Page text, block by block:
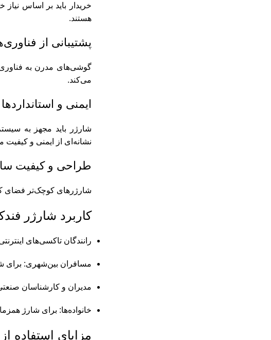
خریدار باید بر اساس نیاز
هستند.
پشتیبانی از
می‌کند.
ایمنی و استانداردها
نشانه‌ای از ایمنی و
طراحی و کیفیت
شارژرهای کوچک‌تر فضای
کاربرد شارژر
رانندگان تاکسی‌های
مسافران بین‌شهری: برای
مدیران و کارشناسان
خانواده‌ها: برای شارژ
مزایای استفاده